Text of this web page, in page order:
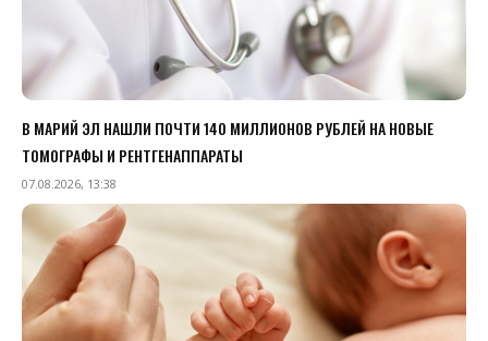
В МАРИЙ ЭЛ НАШЛИ ПОЧТИ 140 МИЛЛИОНОВ РУБЛЕЙ НА НОВЫЕ
ТОМОГРАФЫ И РЕНТГЕНАППАРАТЫ
07.08.2026, 13:38